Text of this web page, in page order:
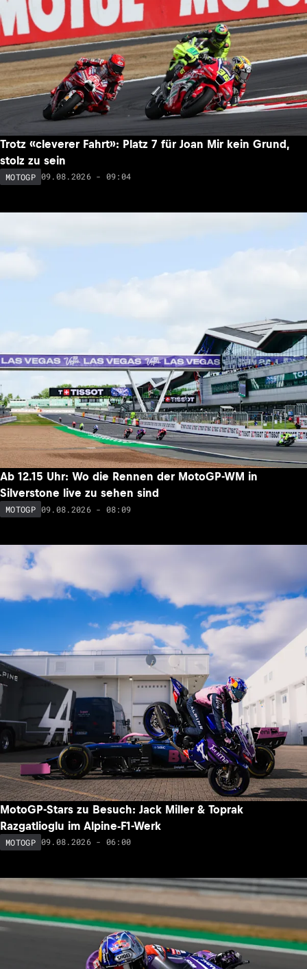
Trotz «cleverer Fahrt»: Platz 7 für Joan Mir kein Grund,
stolz zu sein
MOTOGP 09.08.2026 - 09:04
Ab 12.15 Uhr: Wo die Rennen der MotoGP-WM in
Silverstone live zu sehen sind
MOTOGP 09.08.2026 - 08:09
MotoGP-Stars zu Besuch: Jack Miller & Toprak
Razgatlioglu im Alpine-F1-Werk
MOTOGP 09.08.2026 - 06:00